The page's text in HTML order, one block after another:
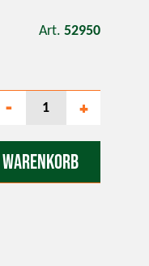
Art. 52950
- +